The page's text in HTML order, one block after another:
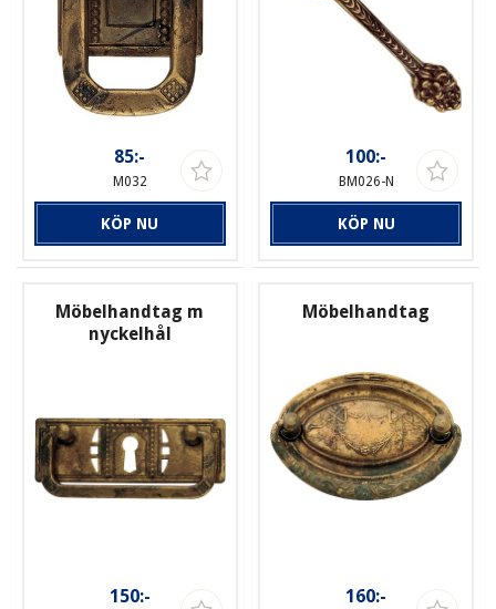
85:-
M032
KÖP NU
100:-
BM026-N
KÖP NU
Möbelhandtag m
nyckelhål
150:-
Möbelhandtag
160:-